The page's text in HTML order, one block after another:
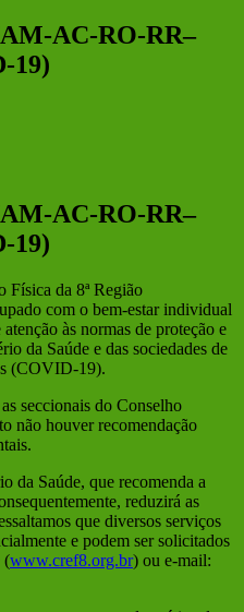
AC-RO-RR–
19)
AC-RO-RR–
19)
Física da 8ª Região
com o bem-estar individual
às normas de proteção e
da Saúde e das sociedades de
(COVID-19).
seccionais do Conselho
não houver recomendação
da Saúde, que recomenda a
reduzirá as
que diversos serviços
e podem ser solicitados
(www.cref8.org.br) ou e-mail: